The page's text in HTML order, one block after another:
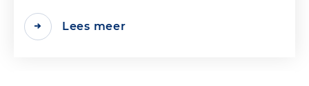
Lees meer